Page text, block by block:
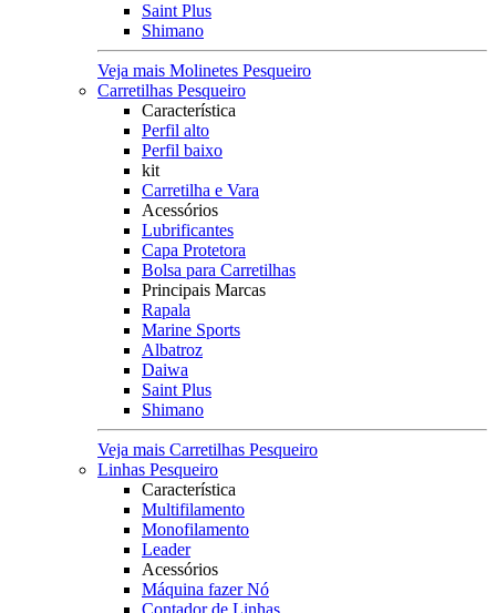
Saint Plus
Shimano
Veja mais Molinetes Pesqueiro
Carretilhas Pesqueiro
Característica
Perfil alto
Perfil baixo
kit
Carretilha e Vara
Acessórios
Lubrificantes
Capa Protetora
Bolsa para Carretilhas
Principais Marcas
Rapala
Marine Sports
Albatroz
Daiwa
Saint Plus
Shimano
Veja mais Carretilhas Pesqueiro
Linhas Pesqueiro
Característica
Multifilamento
Monofilamento
Leader
Acessórios
Máquina fazer Nó
Contador de Linhas